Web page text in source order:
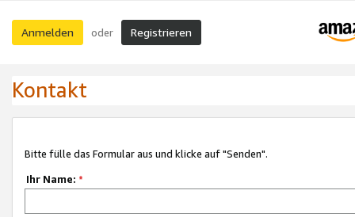
Anmelden oder Registrieren
Kontakt
Bitte fülle das Formular aus und klicke auf "Senden".
Ihr Name: *